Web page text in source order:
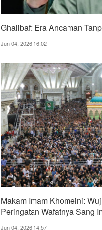
Ghalibaf: Era Ancaman
Jun 04, 2026 16:02
Makam Imam Khomeini:
Peringatan Wafatnya Sang
Jun 04, 2026 14:57